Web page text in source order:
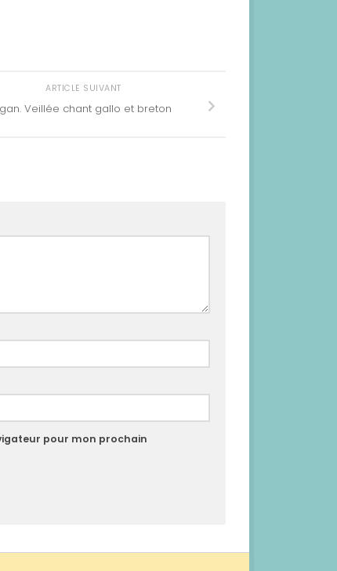
ARTICLE SUIVANT
Veillée chant gallo et breton
pour mon prochain